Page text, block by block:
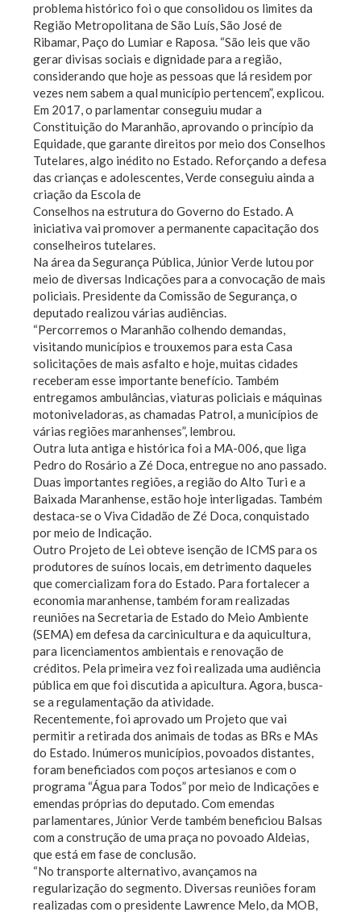
problema histórico foi o que consolidou os limites da
Região Metropolitana de São Luís, São José de
Ribamar, Paço do Lumiar e Raposa. “São leis que vão
gerar divisas sociais e dignidade para a região,
considerando que hoje as pessoas que lá residem por
vezes nem sabem a qual município pertencem”, explicou.
Em 2017, o parlamentar conseguiu mudar a
Constituição do Maranhão, aprovando o princípio da
Equidade, que garante direitos por meio dos Conselhos
Tutelares, algo inédito no Estado. Reforçando a defesa
das crianças e adolescentes, Verde conseguiu ainda a
criação da Escola de
Conselhos na estrutura do Governo do Estado. A
iniciativa vai promover a permanente capacitação dos
conselheiros tutelares.
Na área da Segurança Pública, Júnior Verde lutou por
meio de diversas Indicações para a convocação de mais
policiais. Presidente da Comissão de Segurança, o
deputado realizou várias audiências.
“Percorremos o Maranhão colhendo demandas,
visitando municípios e trouxemos para esta Casa
solicitações de mais asfalto e hoje, muitas cidades
receberam esse importante benefício. Também
entregamos ambulâncias, viaturas policiais e máquinas
motoniveladoras, as chamadas Patrol, a municípios de
várias regiões maranhenses”, lembrou.
Outra luta antiga e histórica foi a MA-006, que liga
Pedro do Rosário a Zé Doca, entregue no ano passado.
Duas importantes regiões, a região do Alto Turi e a
Baixada Maranhense, estão hoje interligadas. Também
destaca-se o Viva Cidadão de Zé Doca, conquistado
por meio de Indicação.
Outro Projeto de Lei obteve isenção de ICMS para os
produtores de suínos locais, em detrimento daqueles
que comercializam fora do Estado. Para fortalecer a
economia maranhense, também foram realizadas
reuniões na Secretaria de Estado do Meio Ambiente
(SEMA) em defesa da carcinicultura e da aquicultura,
para licenciamentos ambientais e renovação de
créditos. Pela primeira vez foi realizada uma audiência
pública em que foi discutida a apicultura. Agora, busca-
se a regulamentação da atividade.
Recentemente, foi aprovado um Projeto que vai
permitir a retirada dos animais de todas as BRs e MAs
do Estado. Inúmeros municípios, povoados distantes,
foram beneficiados com poços artesianos e com o
programa “Água para Todos” por meio de Indicações e
emendas próprias do deputado. Com emendas
parlamentares, Júnior Verde também beneficiou Balsas
com a construção de uma praça no povoado Aldeias,
que está em fase de conclusão.
“No transporte alternativo, avançamos na
regularização do segmento. Diversas reuniões foram
realizadas com o presidente Lawrence Melo, da MOB,